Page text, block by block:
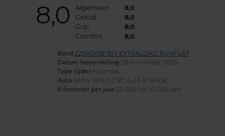
8,0 Algemeen
8,0
Geluid
8,0
Grip
8,0
Comfort
8,0
Band 225/45R18 95Y EXTRALOAD RUNFLAT
Datum beoordeling 28 november 2023
Type rijder Normaal
Auto BMW 320i 2.0 SD 4-cil. B 184pk
Kilometer per jaar 25.000 tot 50.000 km